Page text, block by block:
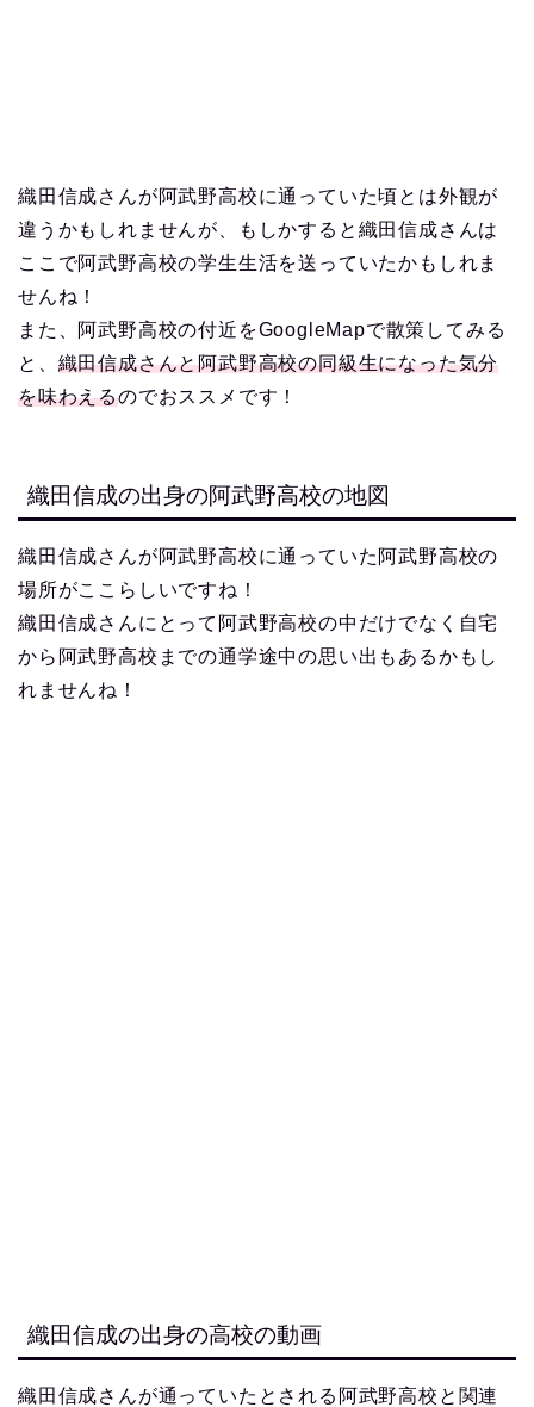
織田信成さんが阿武野高校に通っていた頃とは外観が
違うかもしれませんが、もしかすると織田信成さんは
ここで阿武野高校の学生生活を送っていたかもしれま
せんね！
また、阿武野高校の付近をGoogleMapで散策してみる
と、 織田信成さんと阿武野高校の同級生になった気分
を味わえるのでおススメです！
織田信成の出身の阿武野高校の地図
織田信成さんが阿武野高校に通っていた阿武野高校の
場所がここらしいですね！
織田信成さんにとって阿武野高校の中だけでなく自宅
から阿武野高校までの通学途中の思い出もあるかもし
れませんね！
織田信成の出身の高校の動画
織田信成さんが通っていたとされる阿武野高校と関連